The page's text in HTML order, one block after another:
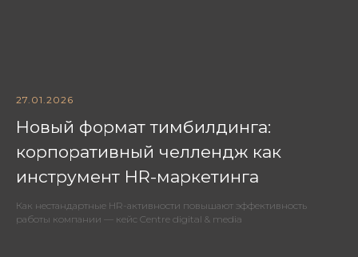
27.01.2026
Новый формат тимбилдинга:
корпоративный челлендж как
инструмент HR-маркетинга
Как нестандартные HR-активности повышают эффективность
работы компании — кейс Centre digital & media